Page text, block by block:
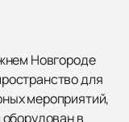
Новгороде
для
мероприятий,
в